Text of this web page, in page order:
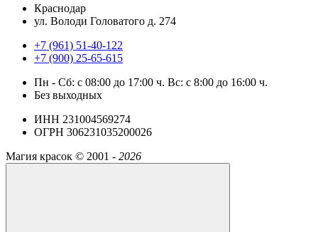
Краснодар
ул. Володи Головатого д. 274
+7 (961) 51-40-122
+7 (900) 25-65-615
Пн - Cб: с 08:00 до 17:00 ч. Вс: с 8:00 до 16:00 ч.
Без выходных
ИНН 231004569274
ОГРН 306231035200026
Магия красок © 2001 - 2026